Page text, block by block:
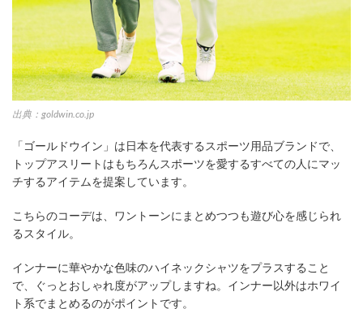
出典：goldwin.co.jp
「ゴールドウイン」は日本を代表するスポーツ用品ブランドで、
トップアスリートはもちろんスポーツを愛するすべての人にマッ
チするアイテムを提案しています。
こちらのコーデは、ワントーンにまとめつつも遊び心を感じられ
るスタイル。
インナーに華やかな色味のハイネックシャツをプラスすること
で、ぐっとおしゃれ度がアップしますね。インナー以外はホワイ
ト系でまとめるのがポイントです。